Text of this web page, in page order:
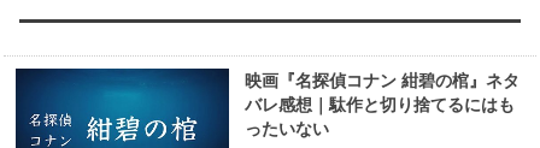
映画『名探偵コナン 紺碧の棺』ネタ
バレ感想｜駄作と切り捨てるにはも
ったいない